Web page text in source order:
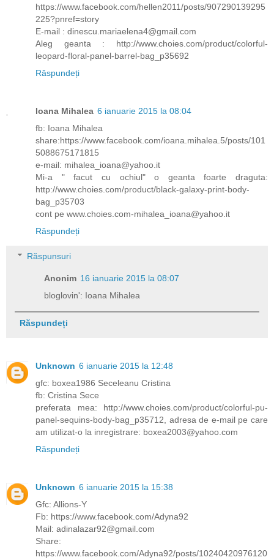
https://www.facebook.com/hellen2011/posts/907290139295
225?pnref=story
E-mail : dinescu.mariaelena4@gmail.com
Aleg geanta : http://www.choies.com/product/colorful-
leopard-floral-panel-barrel-bag_p35692
Răspundeți
Ioana Mihalea 6 ianuarie 2015 la 08:04
fb: Ioana Mihalea
share:https://www.facebook.com/ioana.mihalea.5/posts/101
5088675171815
e-mail: mihalea_ioana@yahoo.it
Mi-a " facut cu ochiul" o geanta foarte draguta:
http://www.choies.com/product/black-galaxy-print-body-
bag_p35703
cont pe www.choies.com-mihalea_ioana@yahoo.it
Răspundeți
Răspunsuri
Anonim 16 ianuarie 2015 la 08:07
bloglovin': Ioana Mihalea
Răspundeți
Unknown 6 ianuarie 2015 la 12:48
gfc: boxea1986 Seceleanu Cristina
fb: Cristina Sece
preferata mea: http://www.choies.com/product/colorful-pu-
panel-sequins-body-bag_p35712, adresa de e-mail pe care
am utilizat-o la inregistrare: boxea2003@yahoo.com
Răspundeți
Unknown 6 ianuarie 2015 la 15:38
Gfc: Allions-Y
Fb: https://www.facebook.com/Adyna92
Mail: adinalazar92@gmail.com
Share:
https://www.facebook.com/Adyna92/posts/10240420976120